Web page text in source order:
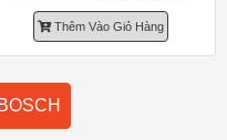
Thêm Vào Giỏ Hàng